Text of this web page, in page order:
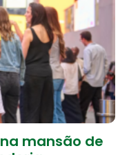
mansão de